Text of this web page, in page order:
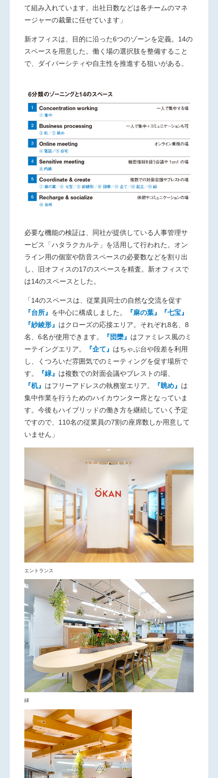
て組み入れています。出社日数などは各チームのマネ
ージャーの裁量に任せています」
新オフィスは、目的に沿った6つのゾーンを定義。 14の
スペースを用意した。働く場の選択肢を整備すること
で、ダイバーシティや自主性を推進する狙いがある。
必要な機能の検証は、同社が提供している人事管理サ
ービス「ハタラクカルテ」を活用して行われた。オン
ライン用の個室や防音スペースの必要数などを割り出
し、旧オフィスの17のスペースを精査。新オフィスで
は14のスペースとした。
「14のスペースは、従業員同士の自然な交流を促す
『台所』 を中心に構成しました。
『麻の葉』『七宝』
『紗綾形』 はクローズの応接エリア。それぞれ8名、 8
名、 6名が使用できます。 『団欒』 はファミレス風のミ
ーテイングエリア。
『企て』 はちゃぶ台や段差を利用
し、くつろいだ雰囲気でのミーティングを促す場所で
す。
『緑』 は複数での対面会議やブレストの場、
『机』 はフリーアドレスの執務室エリア。 『眺め』 は
集中作業を行うためのハイカウンター席となっていま
す。今後もハイブリッドの働き方を継続していく予定
ですので、 110名の従業員の7割の座席数しか用意して
いません」
エントランス
緑